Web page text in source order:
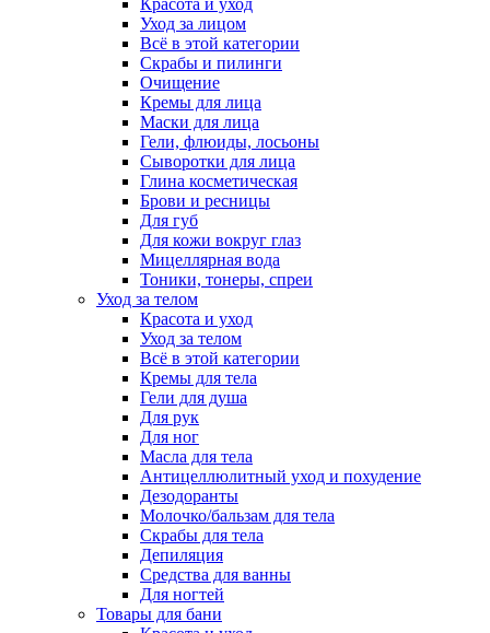
Красота и уход
Уход за лицом
Всё в этой категории
Скрабы и пилинги
Очищение
Кремы для лица
Маски для лица
Гели, флюиды, лосьоны
Сыворотки для лица
Глина косметическая
Брови и ресницы
Для губ
Для кожи вокруг глаз
Мицеллярная вода
Тоники, тонеры, спреи
Уход за телом
Красота и уход
Уход за телом
Всё в этой категории
Кремы для тела
Гели для душа
Для рук
Для ног
Масла для тела
Антицеллюлитный уход и похудение
Дезодоранты
Молочко/бальзам для тела
Скрабы для тела
Депиляция
Средства для ванны
Для ногтей
Товары для бани